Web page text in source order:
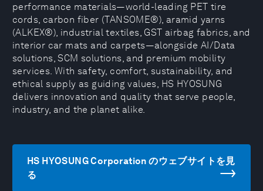
performance materials—world-leading PET tire
cords, carbon fiber (TANSOME®), aramid yarns
(ALKEX®), industrial textiles, GST airbag fabrics, and
interior car mats and carpets—alongside AI/Data
solutions, SCM solutions, and premium mobility
services. With safety, comfort, sustainability, and
ethical supply as guiding values, HS HYOSUNG
delivers innovation and quality that serve people,
industry, and the planet alike.
HS HYOSUNG Corporation のウェブサイトを見
る